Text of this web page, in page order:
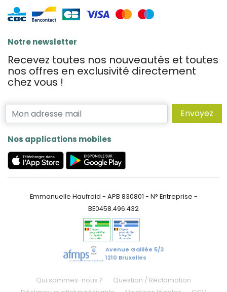
Notre newsletter
Recevez toutes nos nouveautés et toutes
nos offres en exclusivité directement
chez vous !
Envoyez
Nos applications mobiles
Emmanuelle Haufroid - APB 830801 - N° Entreprise -
BE0458.496.432
Avenue Galilée 5/3
1210 Bruxelles
Qui sommes-nous ?
Question / Réclamation